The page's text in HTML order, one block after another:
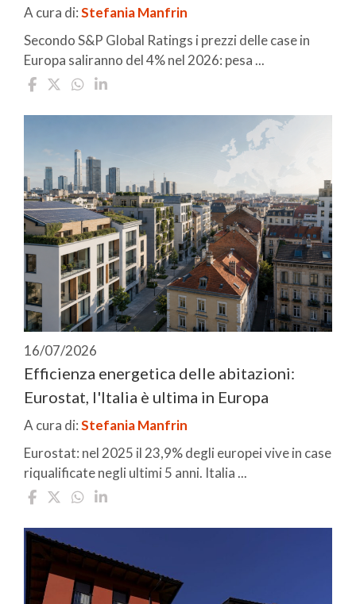
A cura di:Stefania Manfrin
Secondo S&P Global Ratings i prezzi delle case in
Europa saliranno del 4% nel 2026: pesa ...
16/07/2026
Efficienza energetica delle abitazioni:
Eurostat, l'Italia è ultima in Europa
A cura di:Stefania Manfrin
Eurostat: nel 2025 il 23,9% degli europei vive in case
riqualificate negli ultimi 5 anni. Italia ...